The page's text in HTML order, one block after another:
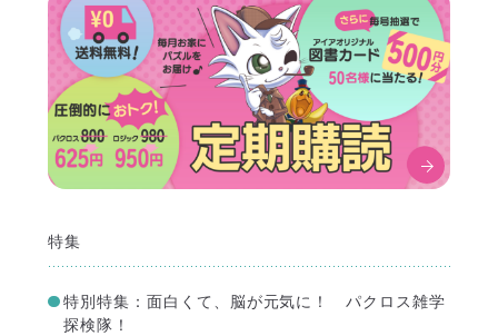
特集
特別特集：面白くて、脳が元気に！ パクロス雑学
探検隊！